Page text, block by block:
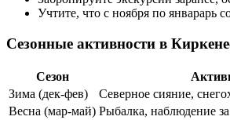
Учтите, что с ноября по январарь
Сезонные активности в
Сезон
Зима (дек-фев)
Северное сияние,
Весна (мар-май) Рыбалка, наблюдение